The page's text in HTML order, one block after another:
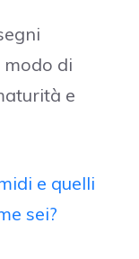
modo di
e
e quelli
sei?